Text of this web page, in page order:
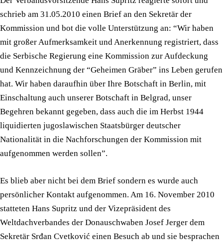
schrieb am 31.05.2010 einen Brief an den Sekretär der
Kommission und bot die volle Unterstützung an: “Wir haben
mit großer Aufmerksamkeit und Anerkennung registriert, dass
die Serbische Regierung eine Kommission zur Aufdeckung
und Kennzeichnung der “Geheimen Gräber” ins Leben gerufen
hat. Wir haben daraufhin über Ihre Botschaft in Berlin, mit
Einschaltung auch unserer Botschaft in Belgrad, unser
Begehren bekannt gegeben, dass auch die im Herbst 1944
liquidierten jugoslawischen Staatsbürger deutscher
Nationalität in die Nachforschungen der Kommission mit
aufgenommen werden sollen”.
Es blieb aber nicht bei dem Brief sondern es wurde auch
persönlicher Kontakt aufgenommen. Am 16. November 2010
statteten Hans Supritz und der Vizepräsident des
Weltdachverbandes der Donauschwaben Josef Jerger dem
Sekretär Srđan Cvetković einen Besuch ab und sie besprachen